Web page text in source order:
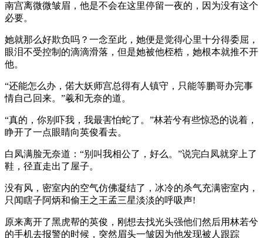
南宫离微微皱眉，他是不会在这里停留一夜的，因为没有这个
必要。
她就那么好欺负吗？一念至此，她便是觉得心里十分得委屈，
眼泪不受控制的滴滴滑落，但是她被他桎梏，她根本就推不开
他。
“还能怎么办，偌大妖师宫总得有人镇守，只能等鹏哥办完事
情自己回来。”羲和无奈的道。
“真的，你别吓我，我最害怕蛇了。”林若兮有些惊恐的说着，
睁开了一点眼睛向英俊看去。
白凤满脸无奈道：“别叫我相公了，好么。”说完白凤就穿上了
鞋，径直走出了屋子。
没有风，密室内的空气仿佛凝结了，冰冷的杀气充满密室内，
只闻瞎子阿炳和偷王之王孟三星淡淡的呼吸声!
原来离开了黑虎帮的英俊，刚想去找光头强他们然后用林若兮
的手机去报警的时候，突然眉头一皱因为他发现被人跟踪